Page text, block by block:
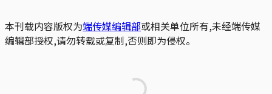
本刊载内容版权为端传媒编辑部或相关单位所有,未经端传媒
编辑部授权,请勿转载或复制,否则即为侵权。